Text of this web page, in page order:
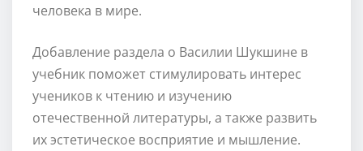
человека в мире.
Добавление раздела о Василии Шукшине в
учебник поможет стимулировать интерес
учеников к чтению и изучению
отечественной литературы, а также развить
их эстетическое восприятие и мышление.